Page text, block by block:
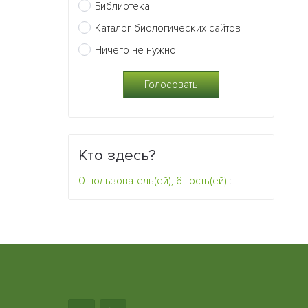
Библиотека
Каталог биологических сайтов
Ничего не нужно
Кто здесь?
0 пользователь(ей), 6 гость(ей) :